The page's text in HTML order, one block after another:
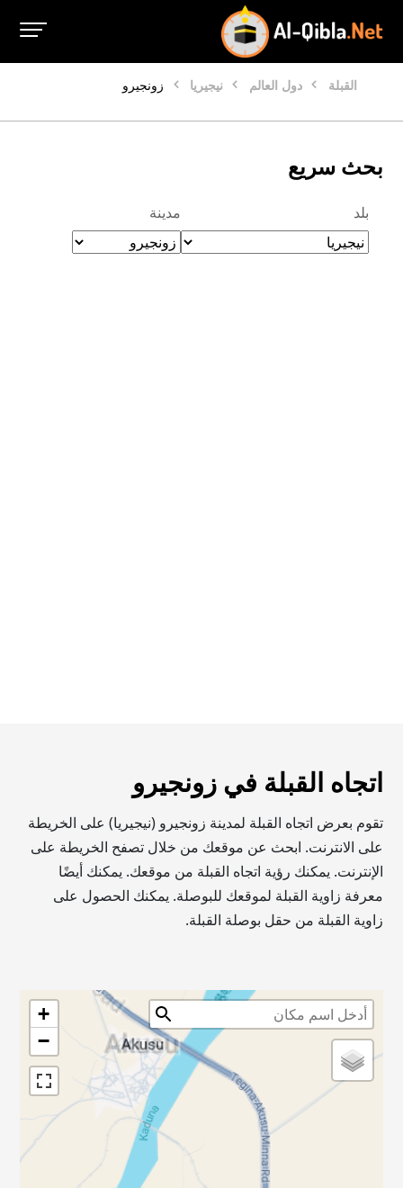
القبلة دول العالم نيجيريا زونجيرو
بحث سريع
بلد مدينة
اتجاه القبلة في زونجيرو
تقوم بعرض اتجاه القبلة لمدينة زونجيرو (نيجيريا) على الخريطة
على الانترنت. ابحث عن موقعك من خلال تصفح الخريطة على
الإنترنت. يمكنك رؤية اتجاه القبلة من موقعك. يمكنك أيضًا
معرفة زاوية القبلة لموقعك للبوصلة. يمكنك الحصول على
زاوية القبلة من حقل بوصلة القبلة.
+
−